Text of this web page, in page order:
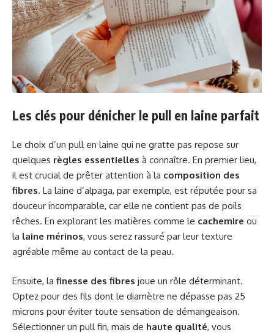
Les clés pour dénicher le pull en laine parfait
Le choix d’un pull en laine qui ne gratte pas repose sur
quelques règles essentielles à connaître. En premier lieu,
il est crucial de prêter attention à la composition des
fibres. La laine d’alpaga, par exemple, est réputée pour sa
douceur incomparable, car elle ne contient pas de poils
rêches. En explorant les matières comme le cachemire ou
la laine mérinos, vous serez rassuré par leur texture
agréable même au contact de la peau.
Ensuite, la finesse des fibres joue un rôle déterminant.
Optez pour des fils dont le diamètre ne dépasse pas 25
microns pour éviter toute sensation de démangeaison.
Sélectionner un pull fin, mais de haute qualité, vous